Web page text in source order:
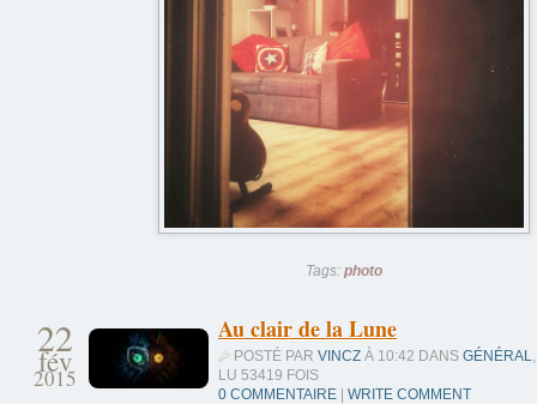
Tags: photo
22
fév
2015
Au clair de la Lune
POSTÉ PAR VINCZ À 10:42 DANS GÉNÉRAL
LU 53419 FOIS
0 COMMENTAIRE | WRITE COMMENT